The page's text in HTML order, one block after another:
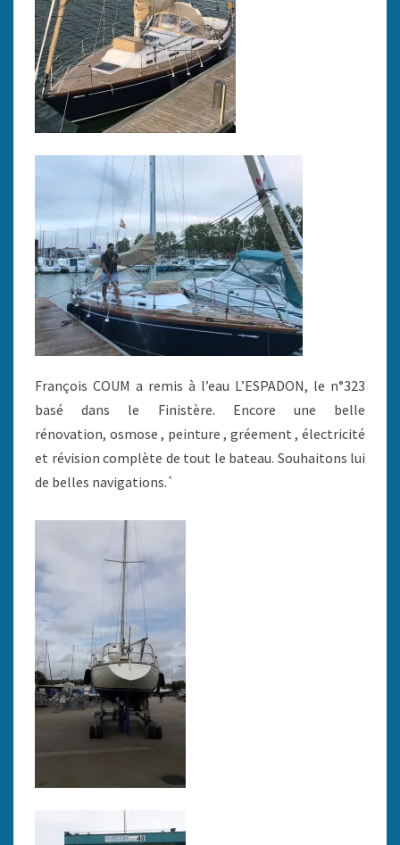
François COUM a remis à l’eau L’ESPADON, le n°323
basé dans le Finistère. Encore une belle
rénovation, osmose , peinture , gréement , électricité
et révision complète de tout le bateau. Souhaitons lui
de belles navigations.`